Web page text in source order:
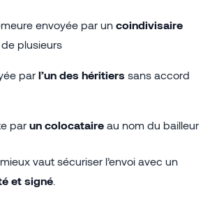
envoyée par un coindivisaire
plusieurs
par l’un des héritiers sans accord
par un colocataire au nom du bailleur
vaut sécuriser l’envoi avec un
et signé